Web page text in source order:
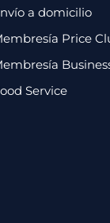
a domicilio
Price
Service